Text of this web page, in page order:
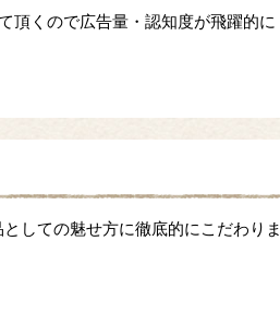
頂くので広告量・認知度が飛躍的に
しての魅せ方に徹底的にこだわりま